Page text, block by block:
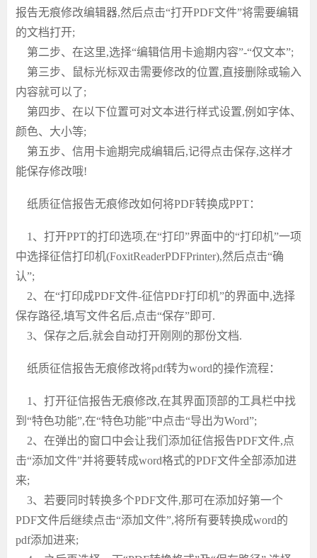
报告无痕修改编辑器,然后点击“打开PDF文件”将需要编辑
的文档打开;
第二步、在这里,选择“编辑信用卡逾期内容”-“仅文本”;
第三步、鼠标光标双击需要修改的位置,直接删除或输入
内容就可以了;
第四步、在以下位置可对文本进行样式设置,例如字体、
颜色、大小等;
第五步、 信用卡逾期完成编辑后,记得点击保存,这样才
能保存修改哦!
纸质征信报告无痕修改如何将PDF转换成PPT：
1、打开PPT的打印选项,在“打印”界面中的“打印机”一项
中选择征信打印机(FoxitReaderPDFPrinter),然后点击“确
认”;
2、在“打印成PDF文件-征信PDF打印机”的界面中,选择
保存路径,填写文件名后,点击“保存”即可.
3、保存之后,就会自动打开刚刚的那份文档.
纸质征信报告无痕修改将pdf转为word的操作流程 ：
1、打开征信报告无痕修改,在其界面顶部的工具栏中找
到“特色功能”,在“特色功能”中点击“导出为Word”;
2、在弹出的窗口中会让我们添加征信报告PDF文件,点
击“添加文件”并将要转成word格式的PDF文件全部添加进
来;
3、若要同时转换多个PDF文件,那可在添加好第一个
PDF文件后继续点击“添加文件”,将所有要转换成word的
pdf添加进来;